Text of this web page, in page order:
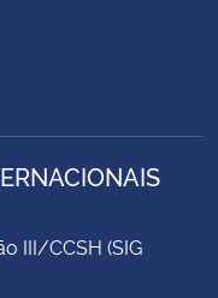
III/CCSH (SIG